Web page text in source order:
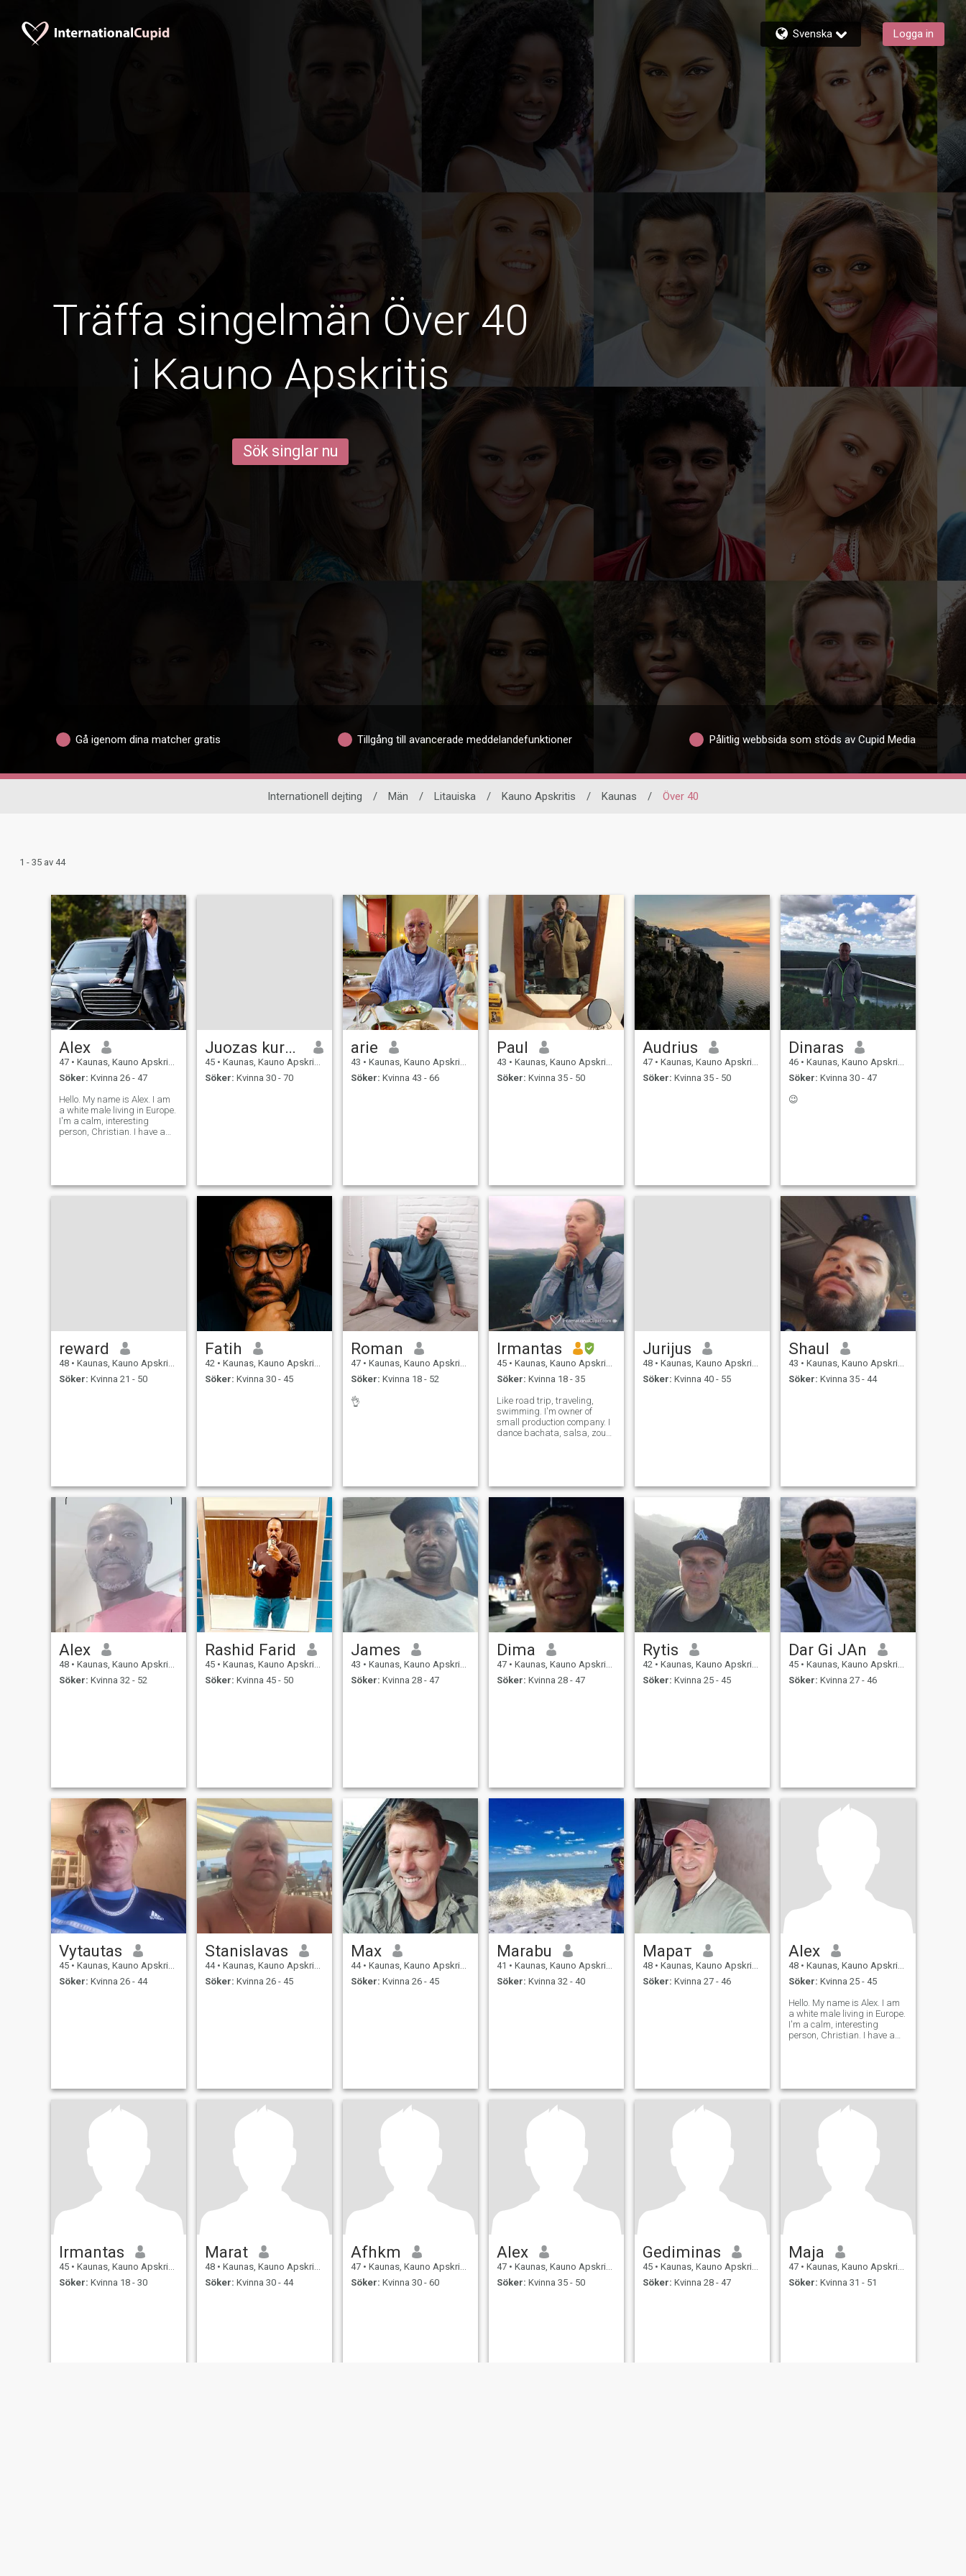
Svenska Logga in
Träffa singelmän Över 40
i Kauno Apskritis
Sök singlar nu
Gå igenom dina matcher gratis Tillgång till avancerade meddelandefunktioner Pålitlig webbsida som stöds av Cupid Media
Internationell dejting / Män / Litauiska / Kauno Apskritis / Kaunas / Över 40
1 - 35 av 44
Alex
47 • Kaunas, Kauno Apskritis, Litauen
Söker: Kvinna 26 - 47
Hello. My name is Alex. I am
a white male living in Europe.
I'm a calm, interesting
person, Christian. I have a
girl to start a family who wil
Juozas kuraitis
45 • Kaunas, Kauno Apskritis, Litauen
Söker: Kvinna 30 - 70
arie
43 • Kaunas, Kauno Apskritis, Litauen
Söker: Kvinna 43 - 66
Paul
43 • Kaunas, Kauno Apskritis, Litauen
Söker: Kvinna 35 - 50
Audrius
47 • Kaunas, Kauno Apskritis, Litauen
Söker: Kvinna 35 - 50
Dinaras
46 • Kaunas, Kauno Apskritis, Litauen
Söker: Kvinna 30 - 47
😉
reward
48 • Kaunas, Kauno Apskritis, Litauen
Söker: Kvinna 21 - 50
Fatih
42 • Kaunas, Kauno Apskritis, Litauen
Söker: Kvinna 30 - 45
Roman
47 • Kaunas, Kauno Apskritis, Litauen
Söker: Kvinna 18 - 52
👌
Irmantas
45 • Kaunas, Kauno Apskritis, Litauen
Söker: Kvinna 18 - 35
Like road trip, traveling,
swimming. I'm owner of
small production company. I
dance bachata, salsa, zouk,
Jurijus
48 • Kaunas, Kauno Apskritis, Litauen
Söker: Kvinna 40 - 55
Shaul
43 • Kaunas, Kauno Apskritis, Litauen
Söker: Kvinna 35 - 44
Alex
48 • Kaunas, Kauno Apskritis, Litauen
Söker: Kvinna 32 - 52
Rashid Farid
45 • Kaunas, Kauno Apskritis, Litauen
Söker: Kvinna 45 - 50
James
43 • Kaunas, Kauno Apskritis, Litauen
Söker: Kvinna 28 - 47
Dima
47 • Kaunas, Kauno Apskritis, Litauen
Söker: Kvinna 28 - 47
Rytis
42 • Kaunas, Kauno Apskritis, Litauen
Söker: Kvinna 25 - 45
Dar Gi JAn
45 • Kaunas, Kauno Apskritis, Litauen
Söker: Kvinna 27 - 46
Vytautas
45 • Kaunas, Kauno Apskritis, Litauen
Söker: Kvinna 26 - 44
Stanislavas
44 • Kaunas, Kauno Apskritis, Litauen
Söker: Kvinna 26 - 45
Max
44 • Kaunas, Kauno Apskritis, Litauen
Söker: Kvinna 26 - 45
Marabu
41 • Kaunas, Kauno Apskritis, Litauen
Söker: Kvinna 32 - 40
Марат
48 • Kaunas, Kauno Apskritis, Litauen
Söker: Kvinna 27 - 46
Alex
48 • Kaunas, Kauno Apskritis, Litauen
Söker: Kvinna 25 - 45
Hello. My name is Alex. I am
a white male living in Europe.
I'm a calm, interesting
person, Christian. I have a
girl to start a family who will
Irmantas
45 • Kaunas, Kauno Apskritis, Litauen
Söker: Kvinna 18 - 30
Marat
48 • Kaunas, Kauno Apskritis, Litauen
Söker: Kvinna 30 - 44
Afhkm
47 • Kaunas, Kauno Apskritis, Litauen
Söker: Kvinna 30 - 60
Alex
47 • Kaunas, Kauno Apskritis, Litauen
Söker: Kvinna 35 - 50
Gediminas
45 • Kaunas, Kauno Apskritis, Litauen
Söker: Kvinna 28 - 47
Maja
47 • Kaunas, Kauno Apskritis, Litauen
Söker: Kvinna 31 - 51